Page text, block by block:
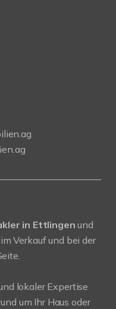
in Ettlingen und
Verkauf und bei der
lokaler Expertise
um Ihr Haus oder